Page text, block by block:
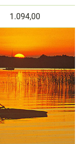
1.094,00